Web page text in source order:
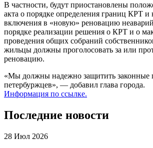
В частности, будут приостановлены
акта о порядке определения границ КРТ и
включения в «новую» реновацию
порядке реализации решения о КРТ и о
проведения общих собраний
жильцы должны проголосовать за или
реновацию.
«Мы должны надежно защитить законные
петербуржцев», — добавил глава города.
Информация по ссылке.
Последние новости
28 Июл 2026